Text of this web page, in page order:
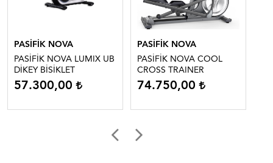
PASİFİK NOVA
PASİFİK NOVA LUMIX UB
DİKEY BİSİKLET
57.300,00
PASİFİK NOVA
PASİFİK NOVA COOL
CROSS TRAINER
74.750,00